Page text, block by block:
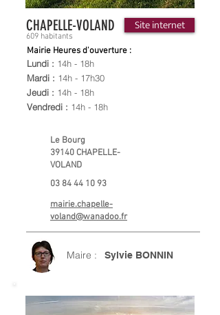
609 habitants
CHAPELLE-VOLAND Site internet
Mairie Heures d'ouverture :
Lundi : 14h - 18h
Mardi : 14h - 17h30
Jeudi : 14h - 18h
Vendredi : 14h - 18h
Le Bourg
39140 CHAPELLE-
VOLAND
03 84 44 10 93
mairie.chapelle-
voland@wanadoo.fr
Maire : Sylvie BONNIN